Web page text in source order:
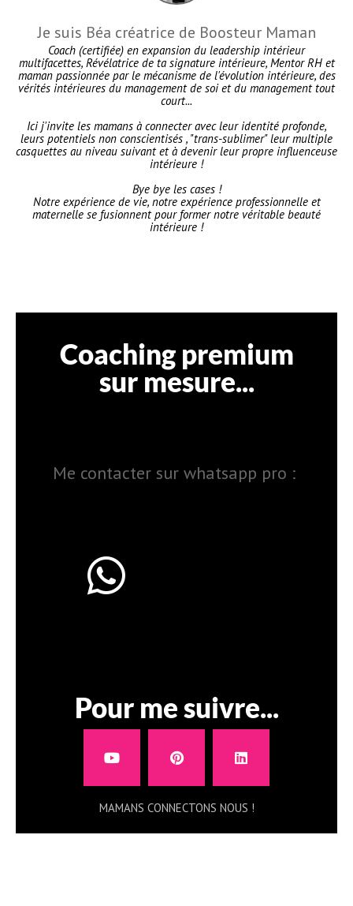
Je suis Béa créatrice de Boosteur Maman
Coach (certifiée) en expansion du leadership intérieur
multifacettes, Révélatrice de ta signature intérieure, Mentor RH et
maman passionnée par le mécanisme de l'évolution intérieure, des
vérités intérieures du management de soi et du management tout
court...
Ici j'invite les mamans à connecter avec leur identité profonde,
leurs potentiels non conscientisés , "trans-sublimer" leur multiple
casquettes au niveau suivant et à devenir leur propre influenceuse
intérieure !
Bye bye les cases !
Notre expérience de vie, notre expérience professionnelle et
maternelle se fusionnent pour former notre véritable beauté
intérieure !
Coaching premium
sur mesure...
Me contacter sur whatsapp pro :
Pour me suivre...
MAMANS CONNECTONS NOUS !